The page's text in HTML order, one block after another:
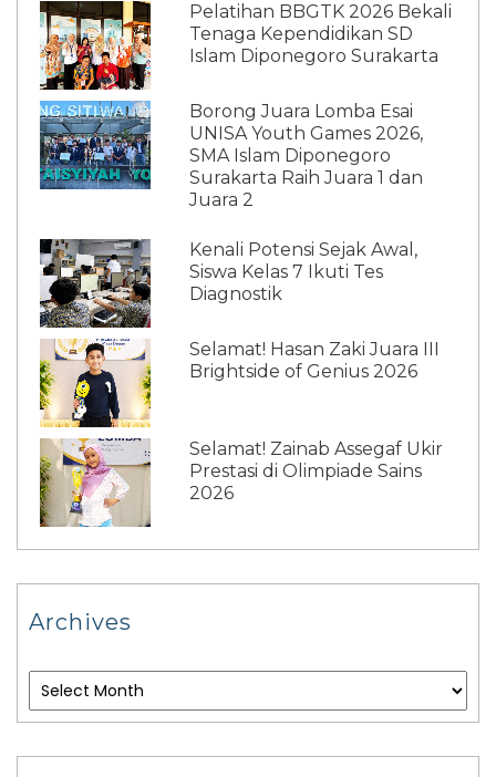
Pelatihan BBGTK 2026 Bekali
Tenaga Kependidikan SD
Islam Diponegoro Surakarta
Borong Juara Lomba Esai
UNISA Youth Games 2026,
SMA Islam Diponegoro
Surakarta Raih Juara 1 dan
Juara 2
Kenali Potensi Sejak Awal,
Siswa Kelas 7 Ikuti Tes
Diagnostik
Selamat! Hasan Zaki Juara III
Brightside of Genius 2026
Selamat! Zainab Assegaf Ukir
Prestasi di Olimpiade Sains
2026
Archives